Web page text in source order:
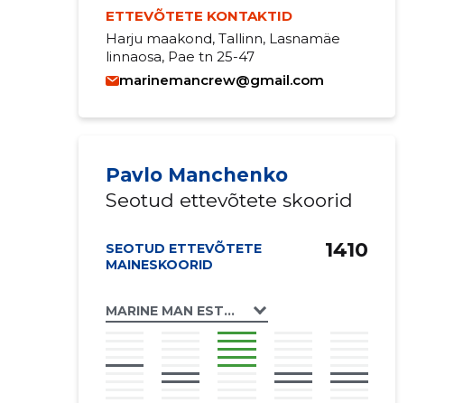
ETTEVÕTETE KONTAKTID
Harju maakond, Tallinn, Lasnamäe
linnaosa, Pae tn 25-47
marinemancrew@gmail.com
Pavlo Manchenko
Seotud ettevõtete skoorid
SEOTUD ETTEVÕTETE
MAINESKOORID
MARINE MAN ESTONIA OÜ
1410